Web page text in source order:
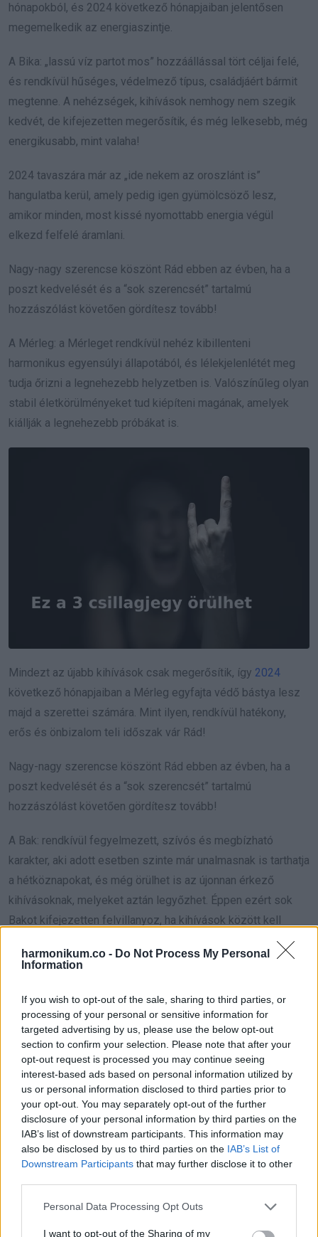
harmonikum.co - Do Not Process My Personal
Information
If you wish to opt-out of the sale, sharing to third parties, or
processing of your personal or sensitive information for
targeted advertising by us, please use the below opt-out
section to confirm your selection. Please note that after your
opt-out request is processed you may continue seeing
interest-based ads based on personal information utilized by
us or personal information disclosed to third parties prior to
your opt-out. You may separately opt-out of the further
disclosure of your personal information by third parties on the
IAB’s list of downstream participants. This information may
also be disclosed by us to third parties on the IAB’s List of
Downstream Participants that may further disclose it to other
Please note that this website/app uses one or more Google
not limited to your visit or usage behaviour. You may click to
Personal Data Processing Opt Outs
I want to opt-out of the Sharing of my
hónapokból, és 2024 következő hónapjaiban jelentősen
megemelkedik az energiaszintje.
A Bika: „lassú víz partot mos” hozzáállással tört céljai felé,
és rendkívül hűséges, védelmező típus, családjáért bármit
megtenne. A nehézségek, kihívások nemhogy nem szegik
kedvét, de kifejezetten megerősítik, és még lelkesebb, még
energikusabb, mint valaha!
2024 tavaszára már az „ide nekem az oroszlánt is”
hangulatba kerül, amely pedig igen gyümölcsöző lesz,
amikor minden, most kissé nyomottabb energia végül
elkezd felfelé áramlani.
Nagy-nagy szerencse köszönt Rád ebben az évben, ha a
poszt kedvelését és a “sok szerencsét” tartalmú
hozzászólást követően gördítesz tovább!
A Mérleg: a Mérleget rendkívül nehéz kibillenteni
harmonikus egyensúlyi állapotából, és lélekjelenlétét meg
tudja őrizni a legnehezebb helyzetben is. Valószínűleg olyan
stabil életkörülményeket tud kiépíteni magának, amelyek
kiállják a legnehezebb próbákat is.
Mindezt az újabb kihívások csak megerősítik, így 2024
következő hónapjaiban a Mérleg egyfajta védő bástya lesz
majd a szerettei számára. Mint ilyen, rendkívül hatékony,
erős és önbizalom teli időszak vár Rád!
Nagy-nagy szerencse köszönt Rád ebben az évben, ha a
poszt kedvelését és a “sok szerencsét” tartalmú
hozzászólást követően gördítesz tovább!
A Bak: rendkívül fegyelmezett, szívós és megbízható
karakter, aki adott esetben szinte már unalmasnak is tarthatja
a hétköznapokat, és még örülhet is az újonnan érkező
kihívásoknak, melyeket aztán legyőzhet. Éppen ezért sok
Bakot kifejezetten felvillanyoz, ha kihívások között kell
helytállnia. Márpedig az itt nyert energiatöbblet az egész
további év során végigkíséri a dolgos és állhatatos Bakot!
Nagy-nagy szerencse köszönt Rád ebben az évben, ha a
poszt kedvelését és a “sok szerencsét” tartalmú
hozzászólást követően gördítesz tovább!
Neked mi a véleményed? Ne felejtsd el megosztani,
hogy a barátaid is elolvashassák!
A fent leírtak bekövetkeztéért nem vállalunk felelősséget. Az
előrejelzésben konkrét eseményekre egyetlen esetben sem
utaltunk.
Oszd meg ezt a posztot: